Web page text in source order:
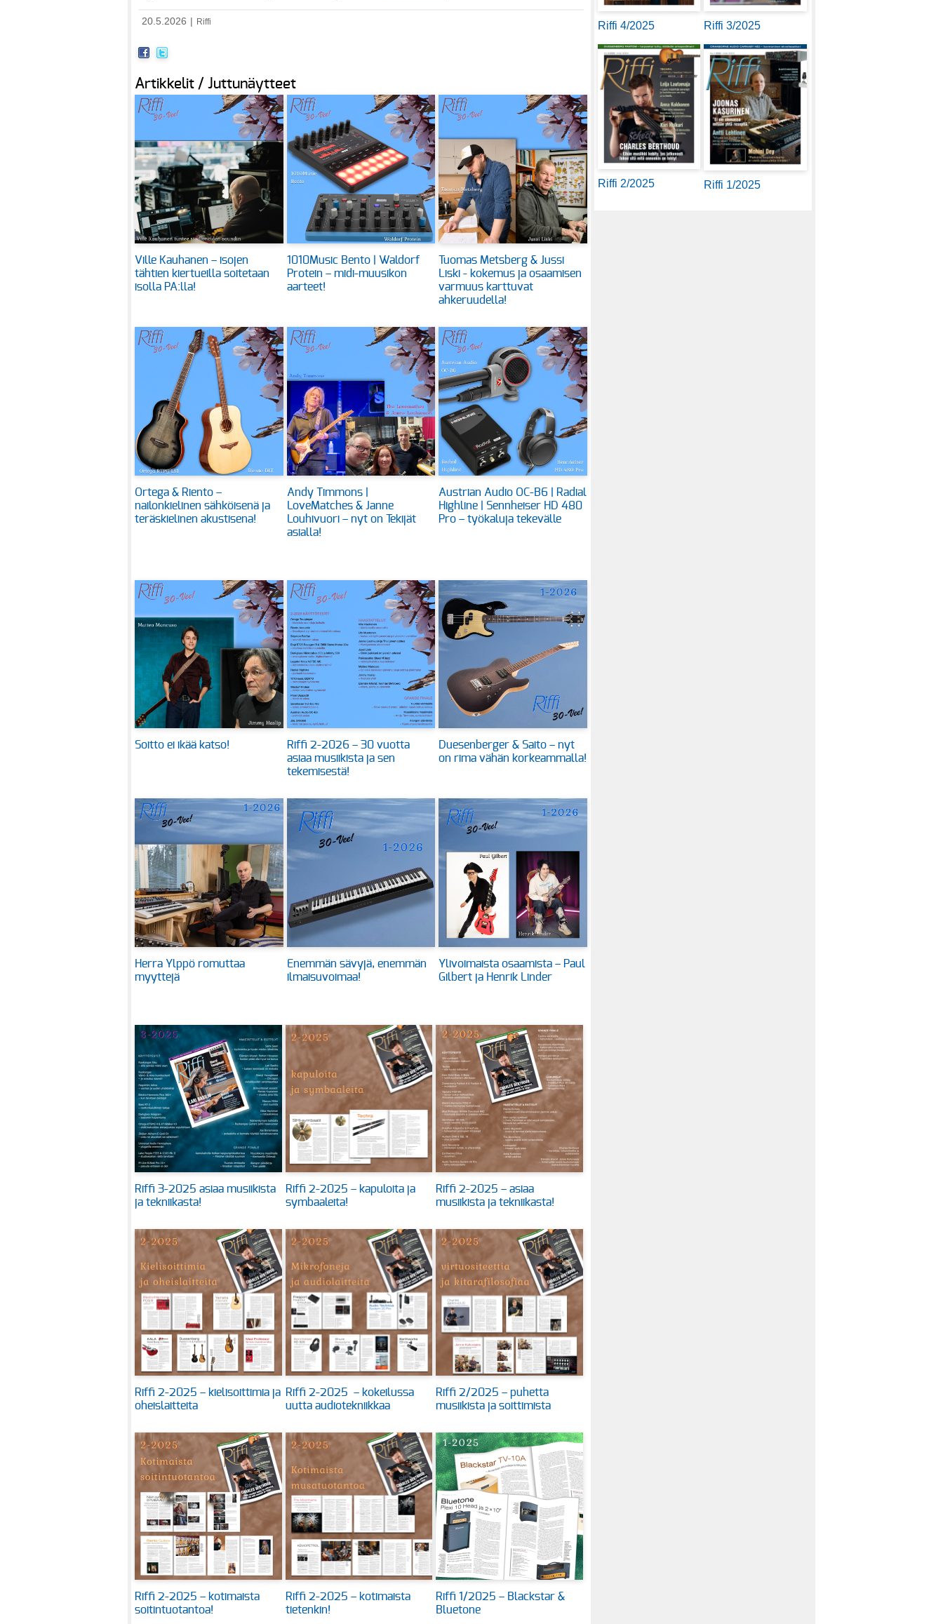
20.5.2026 Riffi
Artikkelit / Juttunäytteet
Ville Kauhanen – isojen
tähtien kiertueilla soitetaan
isolla PA:lla!
1010Music Bento | Waldorf
Protein – midi-muusikon
aarteet!
Tuomas Metsberg & Jussi
Liski - kokemus ja osaamisen
varmuus karttuvat
ahkeruudella!
Ortega & Riento –
nailonkielinen sähköisenä ja
teräskielinen akustisena!
Andy Timmons |
LoveMatches & Janne
Louhivuori – nyt on Tekijät
asialla!
Austrian Audio OC-B6 | Radial
Highline | Sennheiser HD 480
Pro – työkaluja tekevälle
Soitto ei ikää katso!
Riffi 2-2026 – 30 vuotta
asiaa musiikista ja sen
tekemisestä!
Duesenberger & Saito – nyt
on rima vähän korkeammalla!
Herra Ylppö romuttaa
myyttejä
Enemmän sävyjä, enemmän
ilmaisuvoimaa!
Ylivoimaista osaamista – Paul
Gilbert ja Henrik Linder
Riffi 3-2025 asiaa musiikista
ja tekniikasta!
Riffi 2-2025 – kapuloita ja
symbaaleita!
Riffi 2-2025 – asiaa
musiikista ja tekniikasta!
Riffi 2-2025 – kielisoittimia ja
oheislaitteita
Riffi 2-2025 – kokeilussa
uutta audiotekniikkaa
Riffi 2/2025 – puhetta
musiikista ja soittimista
Riffi 2-2025 – kotimaista
soitintuotantoa!
Riffi 2-2025 – kotimaista
tietenkin!
Riffi 1/2025 – Blackstar &
Bluetone
Riffi 4/2025 Riffi 3/2025
Riffi 2/2025 Riffi 1/2025